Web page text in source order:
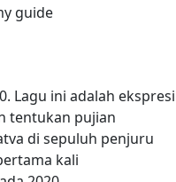
guide
Lagu ini adalah ekspresi
tentukan pujian
di sepuluh penjuru
kali